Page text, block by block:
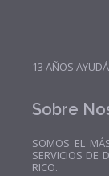
13 AÑOS
Sobre
SOMOS EL
SERVICIOS DE
RICO.